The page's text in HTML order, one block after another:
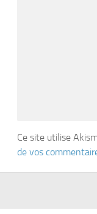
Ce site utilise
de vos